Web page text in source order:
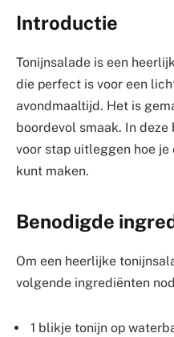
Introductie
Tonijnsalade is een
die perfect is voor een
avondmaaltijd. Het is
boordevol smaak. In
voor stap uitleggen hoe
kunt maken.
Benodigde
Om een heerlijke
volgende ingrediënten
1 blikje tonijn op